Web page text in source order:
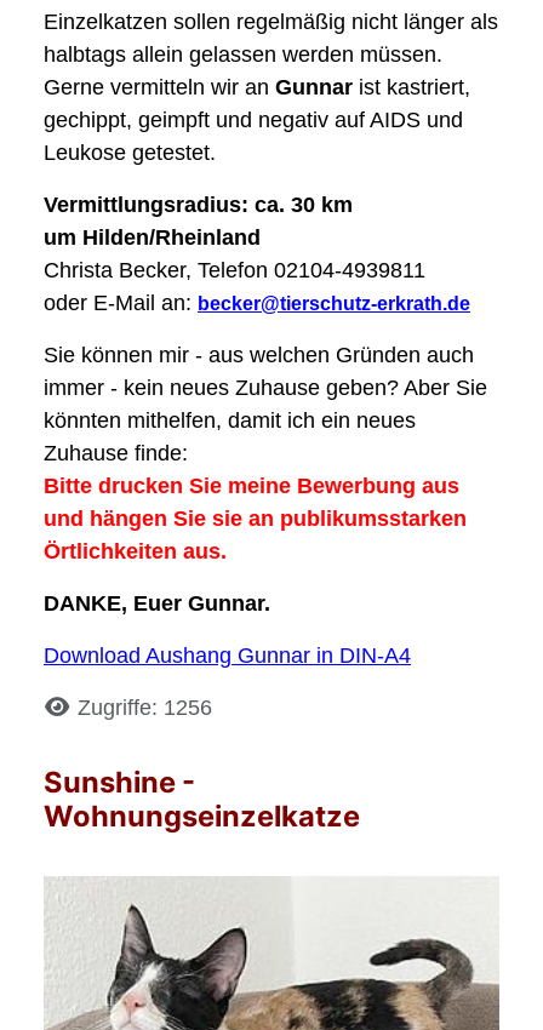
Einzelkatzen sollen regelmäßig nicht länger als
halbtags allein gelassen werden müssen.
Gerne vermitteln wir an Gunnar ist kastriert,
gechippt, geimpft und negativ auf AIDS und
Leukose getestet.
Vermittlungsradius: ca. 30 km
um Hilden/Rheinland
Christa Becker, Telefon 02104-4939811
oder E-Mail an: becker@tierschutz-erkrath.de
Sie können mir - aus welchen Gründen auch
immer - kein neues Zuhause geben? Aber Sie
könnten mithelfen, damit ich ein neues
Zuhause finde:
Bitte drucken Sie meine Bewerbung aus
und hängen Sie sie an publikumsstarken
Örtlichkeiten aus.
DANKE, Euer Gunnar.
Download Aushang Gunnar in DIN-A4
DetailsZugriffe: 1256
Sunshine -
Wohnungseinzelkatze